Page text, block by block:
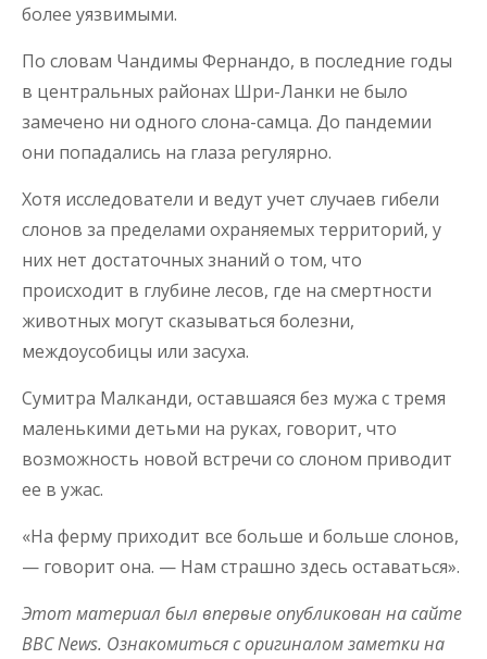
более уязвимыми.
По словам Чандимы Фернандо, в последние годы
в центральных районах Шри-Ланки не было
замечено ни одного слона-самца. До пандемии
они попадались на глаза регулярно.
Хотя исследователи и ведут учет случаев гибели
слонов за пределами охраняемых территорий, у
них нет достаточных знаний о том, что
происходит в глубине лесов, где на смертности
животных могут сказываться болезни,
междоусобицы или засуха.
Сумитра Малканди, оставшаяся без мужа с тремя
маленькими детьми на руках, говорит, что
возможность новой встречи со слоном приводит
ее в ужас.
«На ферму приходит все больше и больше слонов,
— говорит она. — Нам страшно здесь оставаться».
Этот материал был впервые опубликован на сайте
BBC News. Ознакомиться с оригиналом заметки на